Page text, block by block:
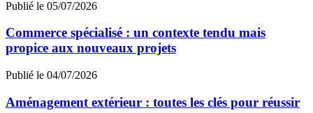
Publié le 05/07/2026
Commerce spécialisé : un contexte tendu mais
propice aux nouveaux projets
Publié le 04/07/2026
Aménagement extérieur : toutes les clés pour réussir